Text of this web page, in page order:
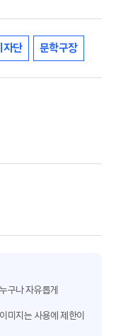
자단 문학구장
구나 자유롭게
미지는 사용에 제한이